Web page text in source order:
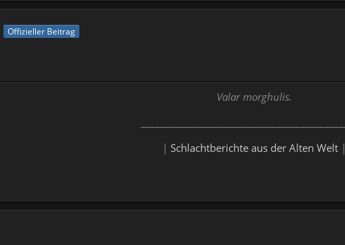
Offizieller Beitrag
Valar morghulis.
| Schlachtberichte aus der Alten Welt |